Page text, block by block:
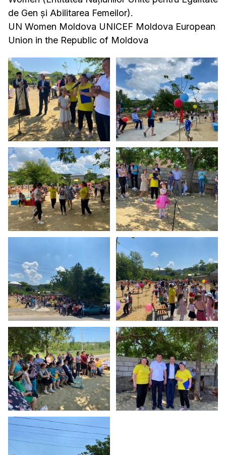
de Gen și Abilitarea Femeilor).
UN Women Moldova UNICEF Moldova European
Union in the Republic of Moldova